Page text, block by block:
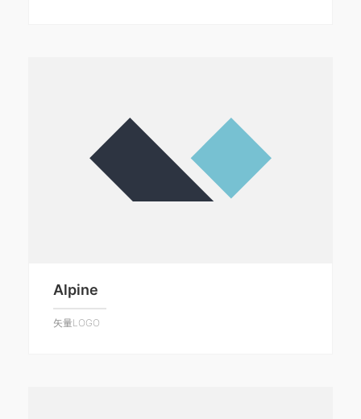
Alpine
矢量LOGO